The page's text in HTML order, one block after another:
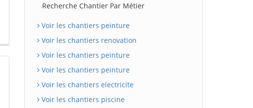
Recherche Chantier Par Métier
Voir les chantiers peinture
Voir les chantiers renovation
Voir les chantiers peinture
Voir les chantiers peinture
Voir les chantiers electricite
Voir les chantiers piscine